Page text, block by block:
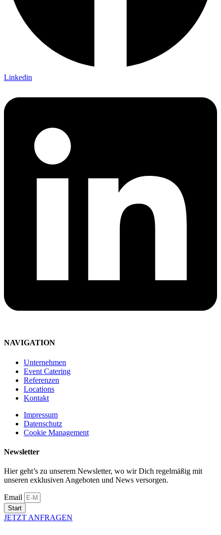
Linkedin
NAVIGATION
Unternehmen
Event Catering
Referenzen
Locations
Kontakt
Impressum
Datenschutz
Cookie Management
Newsletter
Hier geht’s zu unserem Newsletter, wo wir Dich regelmäßig mit
unseren exklusiven Angeboten und News versorgen.
Email
Start
JETZT ANFRAGEN